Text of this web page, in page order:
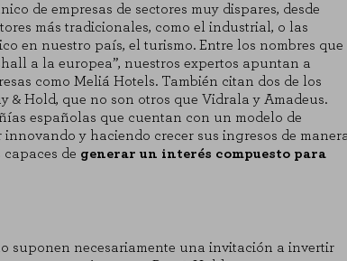
de empresas de sectores muy dispares, desde
más tradicionales, como el industrial, o las
en nuestro país, el turismo. Entre los nombres que
a la europea”, nuestros expertos apuntan a
como Meliá Hotels. También citan dos de los
& Hold, que no son otros que Vidrala y Amadeus.
españolas que cuentan con un modelo de
y haciendo crecer sus ingresos de
de generar un interés compuesto para
suponen necesariamente una invitación a invertir
RECHAZAR TODO
web funcione y no se pueden desactivar en nuestros
alguna áreas del sitio no funcionarán. Estas cookies no
y cómo los visitantes navegan por el sitio. Toda la